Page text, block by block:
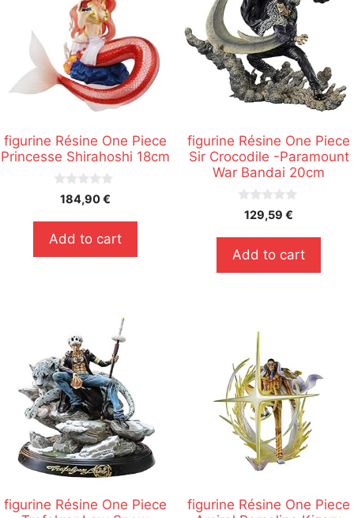
figurine Résine One Piece
Princesse Shirahoshi 18cm
0
s
5
184,90€
Add to cart
figurine Résine One Piece
Sir Crocodile -Paramount
War Bandai 20cm
0
s
5
129,59€
Add to cart
figurine Résine One Piece
figurine Résine One Piece